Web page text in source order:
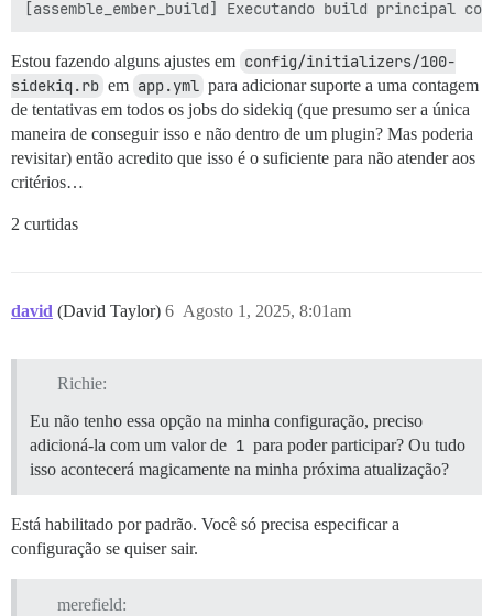
Estou fazendo alguns ajustes em config/initializers/100-
sidekiq.rb em app.yml para adicionar suporte a uma contagem
de tentativas em todos os jobs do sidekiq (que presumo ser a única
maneira de conseguir isso e não dentro de um plugin? Mas poderia
revisitar) então acredito que isso é o suficiente para não atender aos
critérios…
2 curtidas
david (David Taylor) Agosto 1, 2025, 8:01am
6
Richie:
Eu não tenho essa opção na minha configuração, preciso
adicioná-la com um valor de 1 para poder participar? Ou tudo
isso acontecerá magicamente na minha próxima atualização?
Está habilitado por padrão. Você só precisa especificar a
configuração se quiser sair.
merefield: